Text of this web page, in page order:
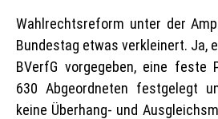
Wahlrechtsreform unter der
Bundestag etwas verkleinert. Ja,
BVerfG vorgegeben, eine feste
630 Abgeordneten festgelegt
keine Überhang- und